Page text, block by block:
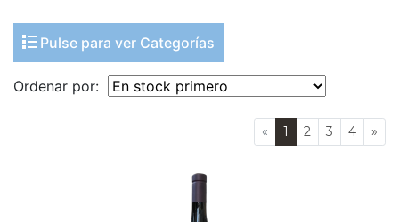
Pulse para ver Categorías
Ordenar por:
« 1 2 3 4 »